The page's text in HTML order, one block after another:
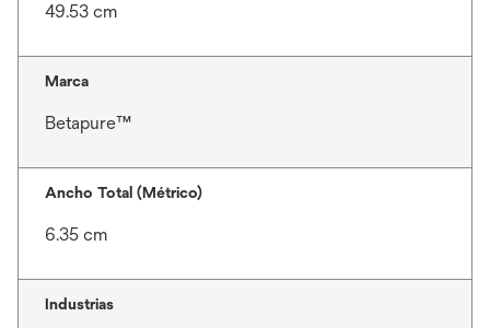
49.53 cm
Marca
Betapure™
Ancho Total (Métrico)
6.35 cm
Industrias